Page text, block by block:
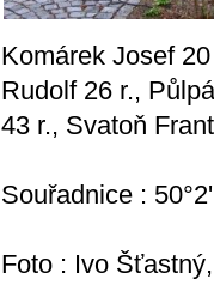
Komárek Josef
Rudolf 26 r.,
43 r., Svatoň
Souřadnice :
Foto : Ivo